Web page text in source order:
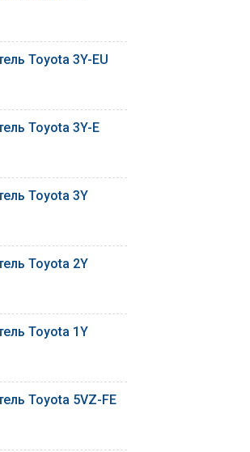
Toyota 3Y-EU
Toyota 3Y-E
Toyota 3Y
Toyota 2Y
Toyota 1Y
Toyota 5VZ-FE